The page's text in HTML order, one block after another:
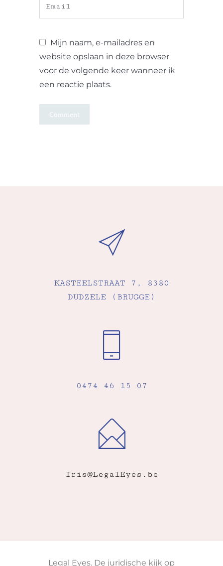
Mijn naam, e-mailadres en
website opslaan in deze browser
voor de volgende keer wanneer ik
een reactie plaats.
KASTEELSTRAAT 7, 8380
DUDZELE (BRUGGE)
0474 46 15 07
Iris@LegalEyes.be
Legal Eyes. De juridische kijk op